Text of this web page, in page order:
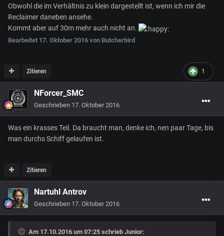
Obwohl die im Verhältnis zu klein dargestellt ist, wenn ich mir die
Reclaimer daneben ansehe.
Kommt aber auf 30m mehr auch nicht an.
Bearbeitet 17. Oktober 2016 von Butcherbird
1
Zitieren
NForcer_SMC
Geschrieben 17. Oktober 2016
Was ein krasses Teil. Da braucht man, denke ich, nen paar Tage, bis
man durchs Schiff gelaufen ist.
Zitieren
Nartuhl Antrov
Geschrieben 17. Oktober 2016
Am 17.10.2016 um 07:25 schrieb Junior: